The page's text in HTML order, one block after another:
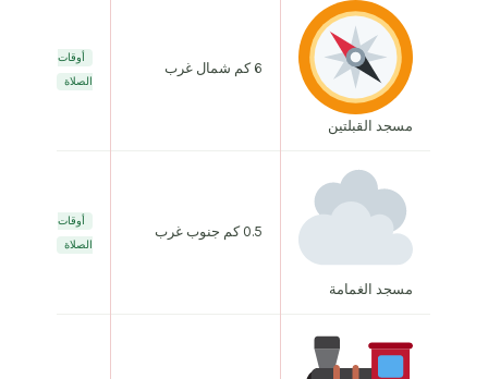
مسجد القبلتين
6 كم شمال غرب
أوقات
الصلاة
مسجد الغمامة
0.5 كم جنوب غرب
أوقات
الصلاة